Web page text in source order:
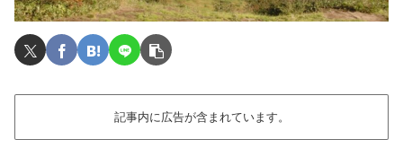
記事内に広告が含まれています。